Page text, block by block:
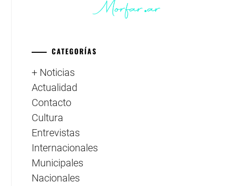
CATEGORÍAS
+ Noticias
Actualidad
Contacto
Cultura
Entrevistas
Internacionales
Municipales
Nacionales